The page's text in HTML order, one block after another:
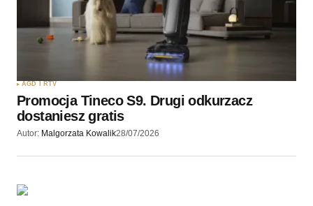
AGD I RTV
Promocja Tineco S9. Drugi odkurzacz
dostaniesz gratis
Autor: Malgorzata Kowalik28/07/2026